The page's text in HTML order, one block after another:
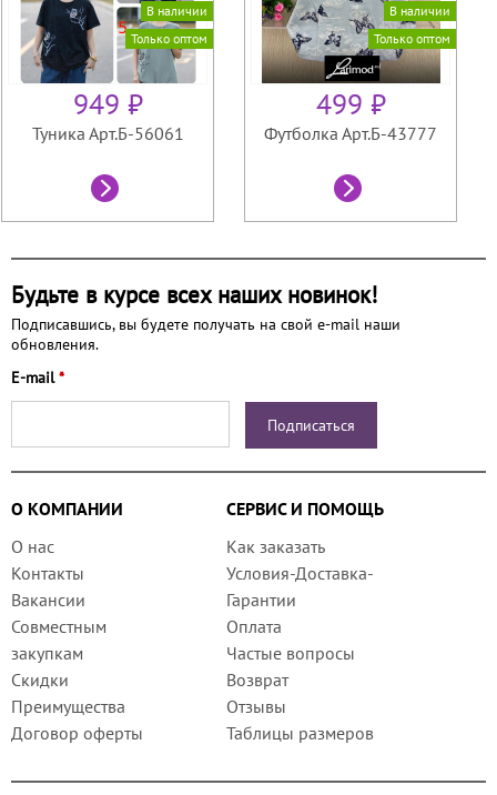
В наличии
Только оптом
949 ₽
Туника Арт.Б-56061
В наличии
Только оптом
499 ₽
Футболка Арт.Б-43777
Будьте в курсе всех наших новинок!
Подписавшись, вы будете получать на свой e-mail наши
обновления.
E-mail*
О КОМПАНИИ
СЕРВИС И ПОМОЩЬ
О нас
Контакты
Вакансии
Совместным
закупкам
Скидки
Преимущества
Договор оферты
Как заказать
Условия-Доставка-
Гарантии
Оплата
Частые вопросы
Возврат
Отзывы
Таблицы размеров